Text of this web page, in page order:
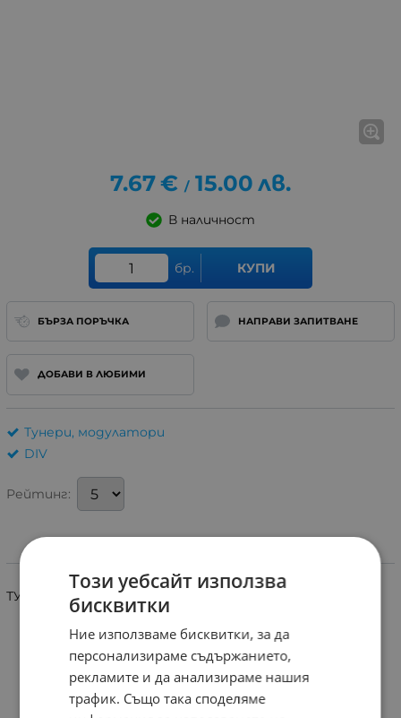
7.67€ / 15.00 лв.
В наличност
бр. КУПИ
БЪРЗА ПОРЪЧКА НАПРАВИ ЗАПИТВАНЕ
ДОБАВИ В ЛЮБИМИ
Тунери, модулатори
DIV
Рейтинг:
ТУНЕР TEMIC-3400
Този уебсайт използва
бисквитки
Ние използваме бисквитки, за да
персонализираме съдържанието,
рекламите и да анализираме нашия
трафик. Също така споделяме